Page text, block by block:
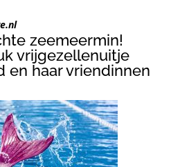
zeemeermin!
vrijgezellenuitje
en haar vriendinnen